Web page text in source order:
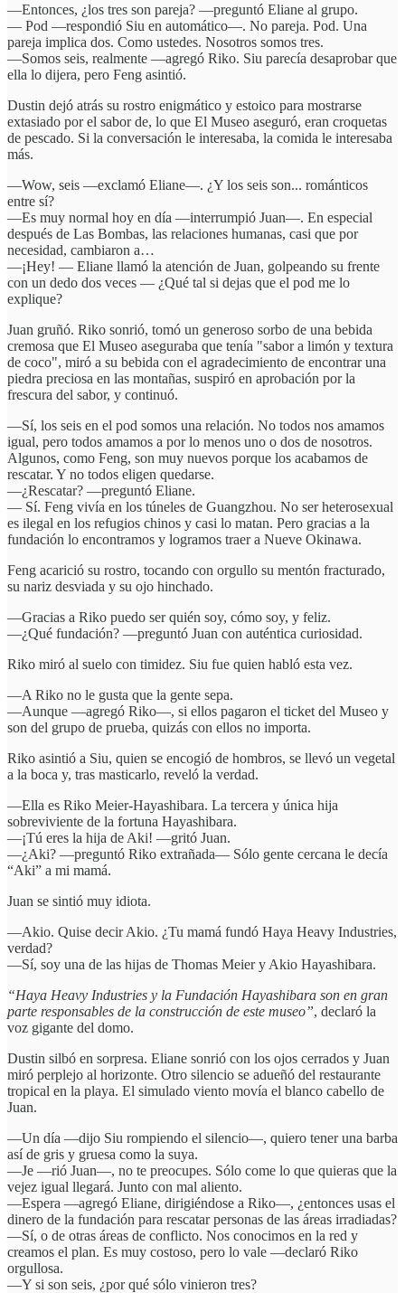
—Entonces, ¿los tres son pareja? —preguntó Eliane al grupo.
— Pod —respondió Siu en automático—. No pareja. Pod. Una
pareja implica dos. Como ustedes. Nosotros somos tres.
—Somos seis, realmente —agregó Riko. Siu parecía desaprobar que
ella lo dijera, pero Feng asintió.
Dustin dejó atrás su rostro enigmático y estoico para mostrarse
extasiado por el sabor de, lo que El Museo aseguró, eran croquetas
de pescado. Si la conversación le interesaba, la comida le interesaba
más.
—Wow, seis —exclamó Eliane—. ¿Y los seis son... románticos
entre sí?
—Es muy normal hoy en día —interrumpió Juan—. En especial
después de Las Bombas, las relaciones humanas, casi que por
necesidad, cambiaron a…
—¡Hey! — Eliane llamó la atención de Juan, golpeando su frente
con un dedo dos veces — ¿Qué tal si dejas que el pod me lo
explique?
Juan gruñó. Riko sonrió, tomó un generoso sorbo de una bebida
cremosa que El Museo aseguraba que tenía "sabor a limón y textura
de coco", miró a su bebida con el agradecimiento de encontrar una
piedra preciosa en las montañas, suspiró en aprobación por la
frescura del sabor, y continuó.
—Sí, los seis en el pod somos una relación. No todos nos amamos
igual, pero todos amamos a por lo menos uno o dos de nosotros.
Algunos, como Feng, son muy nuevos porque los acabamos de
rescatar. Y no todos eligen quedarse.
—¿Rescatar? —preguntó Eliane.
— Sí. Feng vivía en los túneles de Guangzhou. No ser heterosexual
es ilegal en los refugios chinos y casi lo matan. Pero gracias a la
fundación lo encontramos y logramos traer a Nueve Okinawa.
Feng acarició su rostro, tocando con orgullo su mentón fracturado,
su nariz desviada y su ojo hinchado.
—Gracias a Riko puedo ser quién soy, cómo soy, y feliz.
—¿Qué fundación? —preguntó Juan con auténtica curiosidad.
Riko miró al suelo con timidez. Siu fue quien habló esta vez.
—A Riko no le gusta que la gente sepa.
—Aunque —agregó Riko—, si ellos pagaron el ticket del Museo y
son del grupo de prueba, quizás con ellos no importa.
Riko asintió a Siu, quien se encogió de hombros, se llevó un vegetal
a la boca y, tras masticarlo, reveló la verdad.
—Ella es Riko Meier-Hayashibara. La tercera y única hija
sobreviviente de la fortuna Hayashibara.
—¡Tú eres la hija de Aki! —gritó Juan.
—¿Aki? —preguntó Riko extrañada— Sólo gente cercana le decía
“Aki” a mi mamá.
Juan se sintió muy idiota.
—Akio. Quise decir Akio. ¿Tu mamá fundó Haya Heavy Industries,
verdad?
—Sí, soy una de las hijas de Thomas Meier y Akio Hayashibara.
“Haya Heavy Industries y la Fundación Hayashibara son en gran
parte responsables de la construcción de este museo”, declaró la
voz gigante del domo.
Dustin silbó en sorpresa. Eliane sonrió con los ojos cerrados y Juan
miró perplejo al horizonte. Otro silencio se adueñó del restaurante
tropical en la playa. El simulado viento movía el blanco cabello de
Juan.
—Un día —dijo Siu rompiendo el silencio—, quiero tener una barba
así de gris y gruesa como la suya.
—Je —rió Juan—, no te preocupes. Sólo come lo que quieras que la
vejez igual llegará. Junto con mal aliento.
—Espera —agregó Eliane, dirigiéndose a Riko—, ¿entonces usas el
dinero de la fundación para rescatar personas de las áreas irradiadas?
—Sí, o de otras áreas de conflicto. Nos conocimos en la red y
creamos el plan. Es muy costoso, pero lo vale —declaró Riko
orgullosa.
—Y si son seis, ¿por qué sólo vinieron tres?